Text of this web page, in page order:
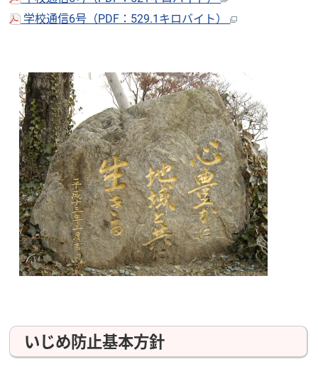
学校通信6号（PDF：529.1キロバイト）
いじめ防止基本方針